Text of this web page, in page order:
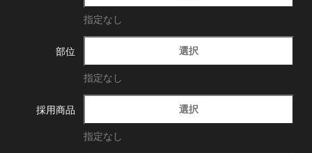
指定なし
部位 選択
指定なし
採用商品 選択
指定なし